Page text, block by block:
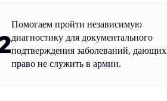
Помогаем пройти независимую
диагностику для документального
подтверждения заболеваний, дающих
право не служить в армии.